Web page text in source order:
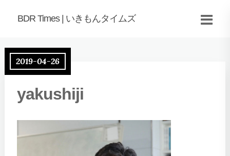
BDR Times | いきもんタイムズ
2019-04-26
yakushiji